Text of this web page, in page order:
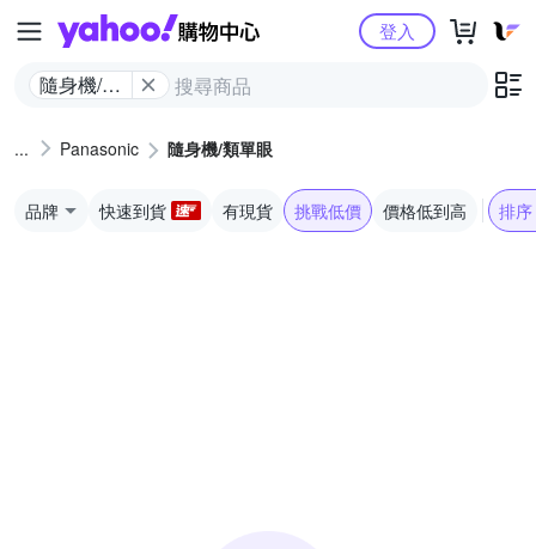
Yahoo購物中心
隨身機/類
登入
Panasonic 隨身機/類單眼
品牌 快速到貨 有現貨 挑戰低價 價格低到高 排序